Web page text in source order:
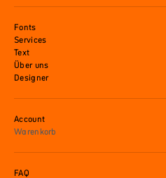
Fonts
Services
Text
Über uns
Designer
Account
Warenkorb
FAQ